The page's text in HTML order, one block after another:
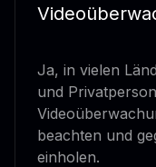
Ja, in vielen
und
beachten und
einholen.